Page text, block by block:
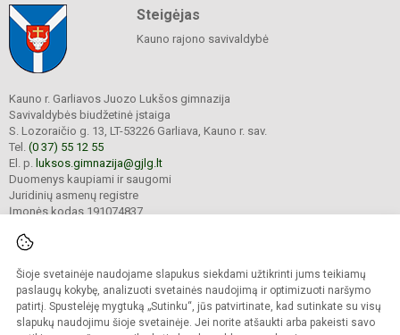
Šioje svetainėje naudojame slapukus siekdami užtikrinti jums teikiamų
paslaugų kokybę, analizuoti svetainės naudojimą ir optimizuoti naršymo
patirtį. Spustelėję mygtuką „Sutinku“, jūs patvirtinate, kad sutinkate su visų
slapukų naudojimu šioje svetainėje. Jei norite atšaukti arba pakeisti savo
Steigėjas
Kauno rajono savivaldybė
Kauno r. Garliavos Juozo Lukšos gimnazija
Savivaldybės biudžetinė įstaiga
S. Lozoraičio g. 13, LT-53226 Garliava, Kauno r. sav.
Tel. (0 37) 55 12 55
El. p. luksos.gimnazija@gjlg.lt
Duomenys kaupiami ir saugomi
Juridinių asmenų registre
Įmonės kodas 191074837
© 2025. Kauno r. Garliavos Juozo Lukšos gimnazija. Visos teisės saugomos.
Kopijuoti turinį be raštiško gimnazijos sutikimo griežtai draudžiama.
Prieinamumo paraiška Slapukų valdymas